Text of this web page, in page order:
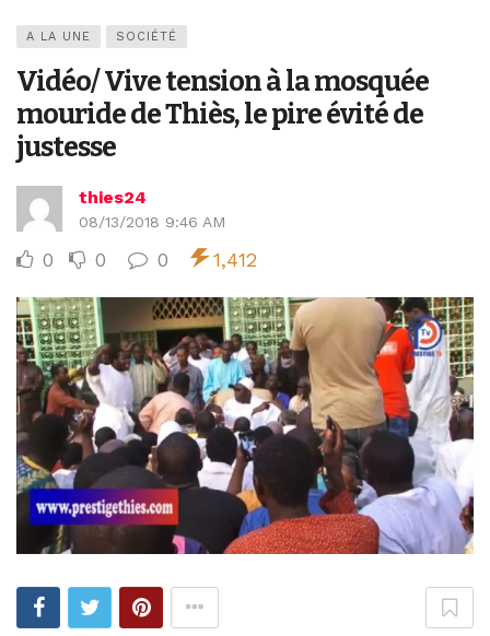
A LA UNE SOCIÉTÉ
Vidéo/ Vive tension à la mosquée
mouride de Thiès, le pire évité de
justesse
thies24
08/13/2018 9:46 AM
0 0 0 1,412